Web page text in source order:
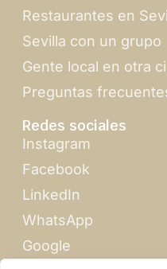
Restaurantes en
Sevilla con un grupo
Gente local en otra
Preguntas
Redes sociales
Instagram
Facebook
LinkedIn
WhatsApp
Google